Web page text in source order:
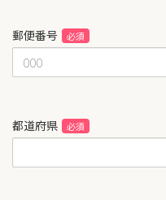
郵便番号
都道府県